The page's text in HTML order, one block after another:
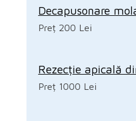
Decapusonare
Preț 200 Lei
Rezecție apicală
Preț 1000 Lei